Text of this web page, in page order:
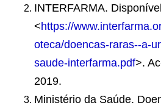
INTERFARMA.
<https://
oteca/doencas-raras--a-
saude-interfarma.pdf>.
2019.
Ministério da Saúde.